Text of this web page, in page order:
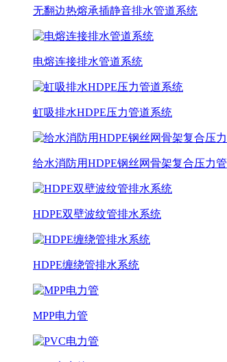
无翻边热熔承插静音排水管道系统
电熔连接排水管道系统
虹吸排水HDPE压力管道系统
给水消防用HDPE钢丝网骨架复合压力管
HDPE双壁波纹管排水系统
HDPE缠绕管排水系统
MPP电力管